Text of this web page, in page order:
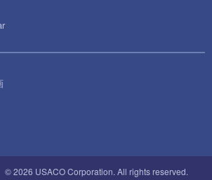
© 2026 USACO Corporation. All rights reserved.